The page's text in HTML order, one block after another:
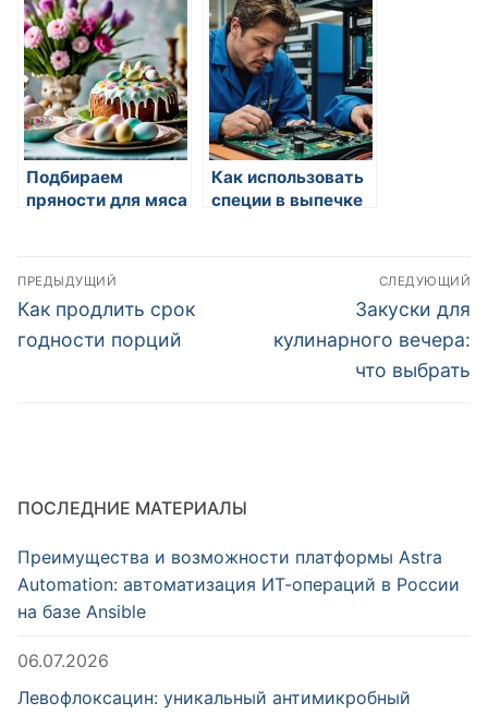
Подбираем
пряности для мяса
Как использовать
специи в выпечке
Навигация
по
записям
ПРЕДЫДУЩИЙ
Предыдущая
запись:
Как продлить срок
годности порций
СЛЕДУЮЩИЙ
Следующая
запись:
Закуски для
кулинарного вечера:
что выбрать
ПОСЛЕДНИЕ МАТЕРИАЛЫ
Преимущества и возможности платформы Astra
Automation: автоматизация ИТ-операций в России
на базе Ansible
06.07.2026
Левофлоксацин: уникальный антимикробный